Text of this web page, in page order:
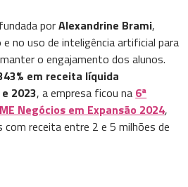
porAlexandrine Brami,
no uso de inteligência artificial para
o engajamento dos alunos.
em receita líquida
2023, a empresa ficou na 6ª
Negócios em Expansão 2024,
com receita entre 2 e 5 milhões de